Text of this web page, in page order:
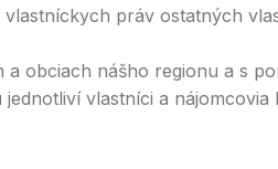
práv ostatných
obciach nášho regionu a s
vlastníci a